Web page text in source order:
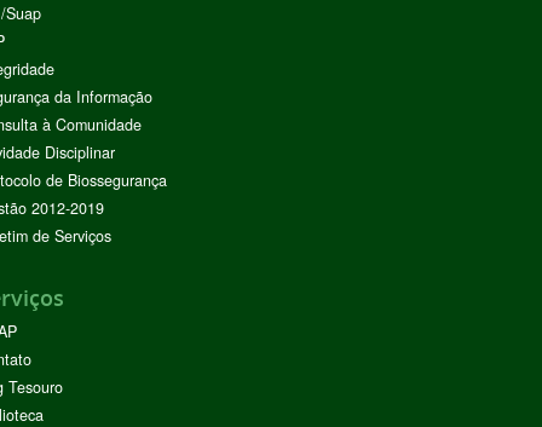
Suap
da Informação
à Comunidade
Disciplinar
de Biossegurança
2012-2019
de Serviços
Tesouro